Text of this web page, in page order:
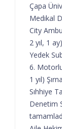
Çapa
Medikal
City
2 yıl, 1 ay)
Yedek
6.
1 yıl)
Sıhhiye
Denetim